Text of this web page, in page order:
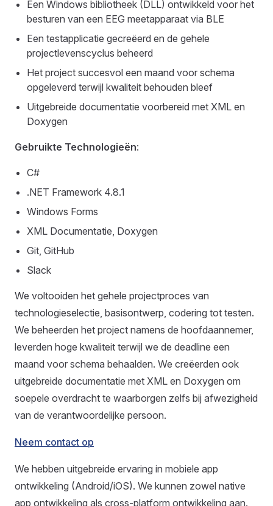
Een Windows bibliotheek (DLL) ontwikkeld voor het
besturen van een EEG meetapparaat via BLE
Een testapplicatie gecreëerd en de gehele
projectlevenscyclus beheerd
Het project succesvol een maand voor schema
opgeleverd terwijl kwaliteit behouden bleef
Uitgebreide documentatie voorbereid met XML en
Doxygen
Gebruikte Technologieën:
C#
.NET Framework 4.8.1
Windows Forms
XML Documentatie, Doxygen
Git, GitHub
Slack
We voltooiden het gehele projectproces van
technologieselectie, basisontwerp, codering tot testen.
We beheerden het project namens de hoofdaannemer,
leverden hoge kwaliteit terwijl we de deadline een
maand voor schema behaalden. We creëerden ook
uitgebreide documentatie met XML en Doxygen om
soepele overdracht te waarborgen zelfs bij afwezigheid
van de verantwoordelijke persoon.
Neem contact op
We hebben uitgebreide ervaring in mobiele app
ontwikkeling (Android/iOS). We kunnen zowel native
app ontwikkeling als cross-platform ontwikkeling aan.